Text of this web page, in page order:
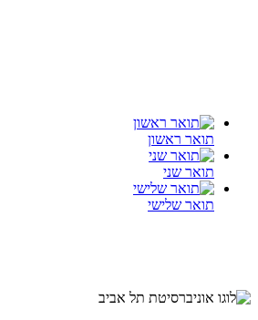
תואר ראשון
תואר שני
תואר שלישי